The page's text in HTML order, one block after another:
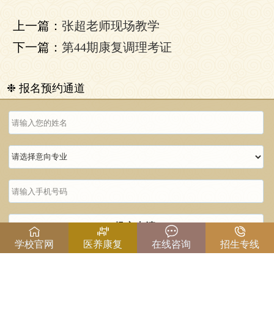
上一篇： 张超老师现场教学
下一篇： 第44期康复调理考证
❉ 报名预约通道
提交申请
温馨提示：请准确填写以上信息，以便沟通！
学校官网 医养康复 在线咨询 招生专线